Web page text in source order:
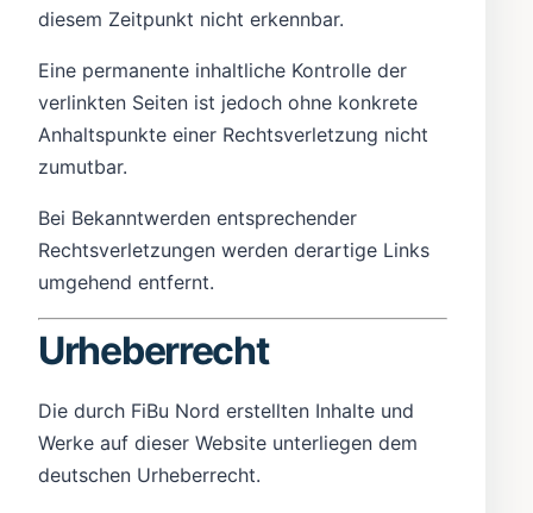
diesem Zeitpunkt nicht erkennbar.
Eine permanente inhaltliche Kontrolle der
verlinkten Seiten ist jedoch ohne konkrete
Anhaltspunkte einer Rechtsverletzung nicht
zumutbar.
Bei Bekanntwerden entsprechender
Rechtsverletzungen werden derartige Links
umgehend entfernt.
Urheberrecht
Die durch FiBu Nord erstellten Inhalte und
Werke auf dieser Website unterliegen dem
deutschen Urheberrecht.